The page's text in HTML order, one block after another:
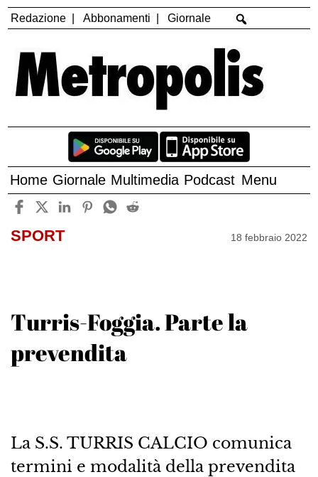
Redazione Abbonamenti Giornale
Home Giornale Multimedia Podcast Menu
SPORT 18 febbraio 2022
Turris-Foggia. Parte la
prevendita
La S.S. TURRIS CALCIO comunica
termini e modalità della prevendita